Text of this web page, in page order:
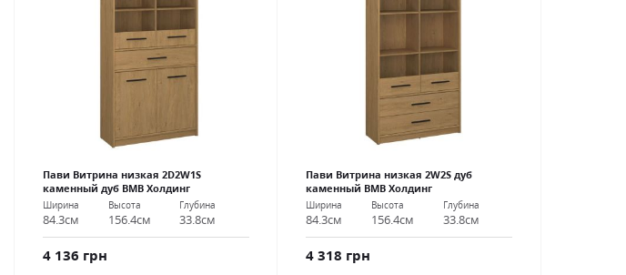
Пави Витрина низкая 2D2W1S
каменный дуб ВМВ Холдинг
Ширина
84.3см
Высота
156.4см
Глубина
33.8см
4 136 грн
Пави Витрина низкая 2W2S дуб
каменный ВМВ Холдинг
Ширина
84.3см
Высота
156.4см
Глубина
33.8см
4 318 грн